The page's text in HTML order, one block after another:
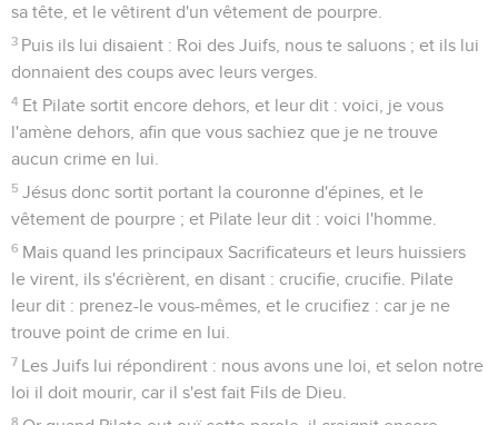
sa tête, et le vêtirent d'un vêtement de pourpre.
3 Puis ils lui disaient : Roi des Juifs, nous te saluons ; et ils lui
donnaient des coups avec leurs verges.
4 Et Pilate sortit encore dehors, et leur dit : voici, je vous
l'amène dehors, afin que vous sachiez que je ne trouve
aucun crime en lui.
5 Jésus donc sortit portant la couronne d'épines, et le
vêtement de pourpre ; et Pilate leur dit : voici l'homme.
6 Mais quand les principaux Sacrificateurs et leurs huissiers
le virent, ils s'écrièrent, en disant : crucifie, crucifie. Pilate
leur dit : prenez-le vous-mêmes, et le crucifiez : car je ne
trouve point de crime en lui.
7 Les Juifs lui répondirent : nous avons une loi, et selon notre
loi il doit mourir, car il s'est fait Fils de Dieu.
8